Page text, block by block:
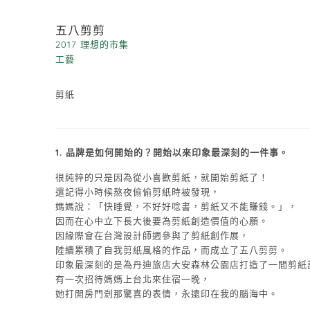
五八剪剪
2017 理想的市集
工藝
剪紙
1. 品牌是如何開始的？開始以來印象最深刻的一件事。
很純粹的只是因為從小喜歡剪紙，就開始剪紙了！
還記得小時候熬夜偷偷剪紙時被發現，
媽媽說：「快睡覺，不好好唸書，剪紙又不能賺錢。」，
因而在心中立下長大後要為剪紙創造價值的心願。
因緣際會在台灣設計師週參與了剪紙創作展，
陸續累積了自我剪紙風格的作品，而成立了五八剪剪。
印象最深刻的是為丹迪旅店大安森林公園店打造了一間剪紙
有一次招待媽媽上台北來住宿一晚，
她打開房門剎那驚喜的表情，永遠印在我的腦海中。